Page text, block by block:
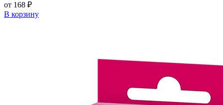
от 168 ₽
В корзину